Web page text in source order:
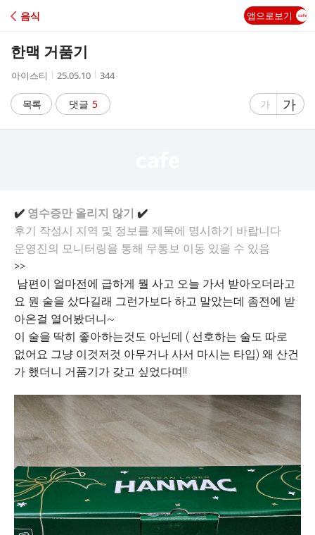
C
A
음식 앱으로보기
한맥 거품기
작
자
아이스티
작
시
간
25.05.10
조
수
344
목록 댓글 5
글
가
글
자
가
✔️ 영수증만 올리지 않기 ✔️
후기 작성시 지역 및 정보를 제목에 명시하기 바랍니다
운영진의 모니터링을 통해 무통보 이동 있을 수 있음
>>
남편이 얼마전에 급하게 뭘 사고 오늘 가서 받아오더라고
요 뭔 술을 샀다길래 그런가보다 하고 말았는데 좀전에 받
아온걸 열어봤더니~
이 술을 딱히 좋아하는것도 아닌데 ( 선호하는 술도 따로
없어요 그냥 이것저것 아무거나 사서 마시는 타입) 왜 산건
가 했더니 거품기가 갖고 싶었다며!!